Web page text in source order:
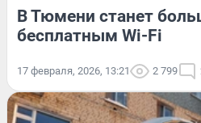
В Тюмени станет
бесплатным Wi-Fi
17 февраля, 2026, 13:21 2 799